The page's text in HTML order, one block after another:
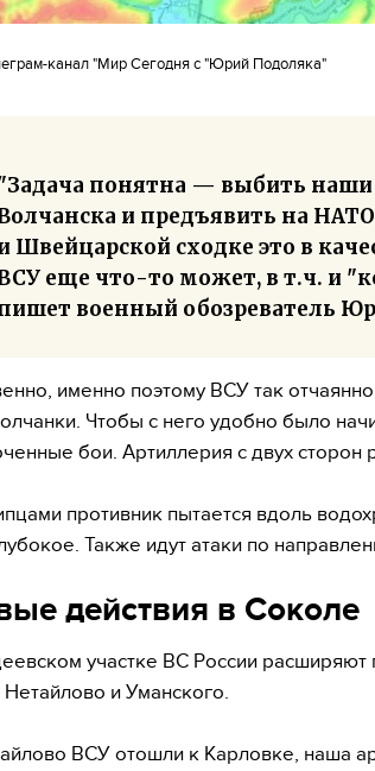
канал "Мир Сегодня с "Юрий Подоляка"
понятна — выбить наши
и предъявить на
Швейцарской сходке это в
еще что-то может, в т.ч. и
военный обозреватель
именно поэтому ВСУ так
Чтобы с него удобно было
бои. Артиллерия с двух сторон
противник пытается вдоль
Также идут атаки по
действия в Соколе
участке ВС России
Нетайлово и Уманского.
ВСУ отошли к Карловке, наша